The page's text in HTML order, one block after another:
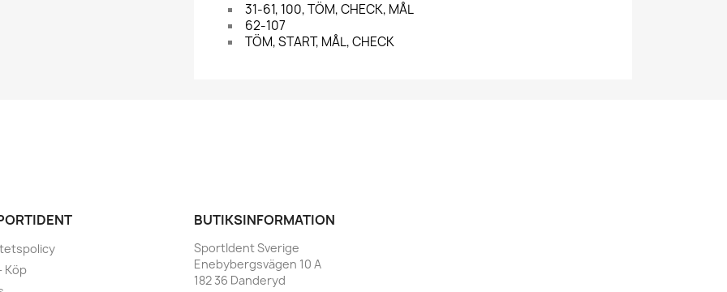
31-61, 100, TÖM, CHECK, MÅL
62-107
TÖM, START, MÅL, CHECK
Köp
BUTIKSINFORMATION
SportIdent Sverige
Enebybergsvägen 10 A
182 36 Danderyd